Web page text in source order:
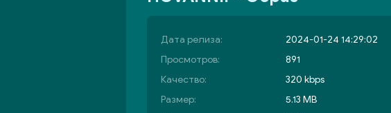
Дата релиза:
2024-01-24 14:29:02
Просмотров:
891
Качество:
320 kbps
Размер:
5.13 MB